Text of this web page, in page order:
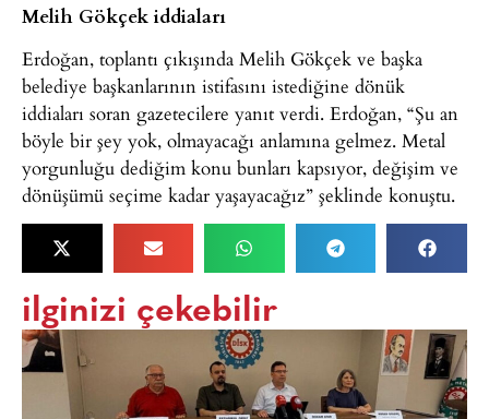
Melih Gökçek iddiaları
Erdoğan, toplantı çıkışında Melih Gökçek ve başka
belediye başkanlarının istifasını istediğine dönük
iddiaları soran gazetecilere yanıt verdi. Erdoğan, “Şu an
böyle bir şey yok, olmayacağı anlamına gelmez. Metal
yorgunluğu dediğim konu bunları kapsıyor, değişim ve
dönüşümü seçime kadar yaşayacağız” şeklinde konuştu.
ilginizi çekebilir